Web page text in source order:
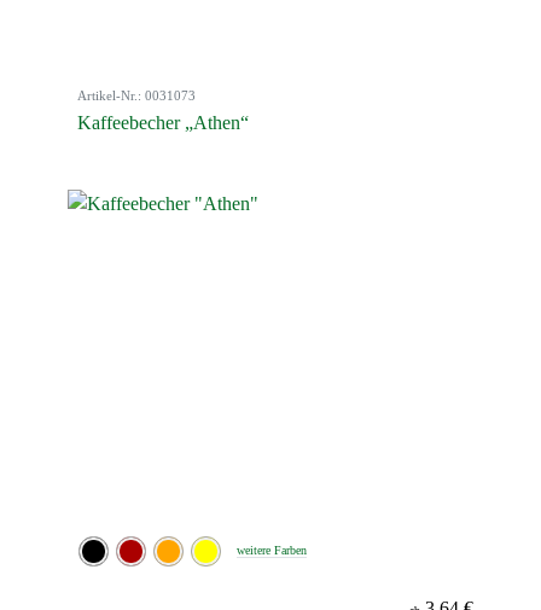
Artikel-Nr.: 0031073
Kaffeebecher „Athen“
weitere Farben